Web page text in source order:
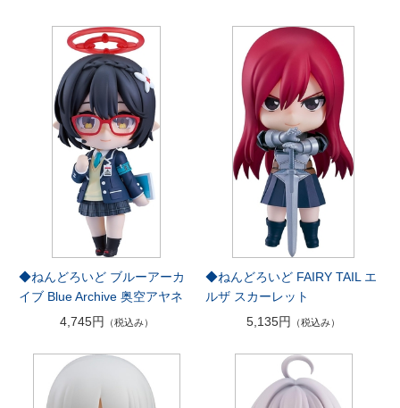
◆ねんどろいど ブルーアーカ
イブ Blue Archive 奥空アヤネ
4,745円
（税込み）
◆ねんどろいど FAIRY TAIL エ
ルザ スカーレット
5,135円
（税込み）